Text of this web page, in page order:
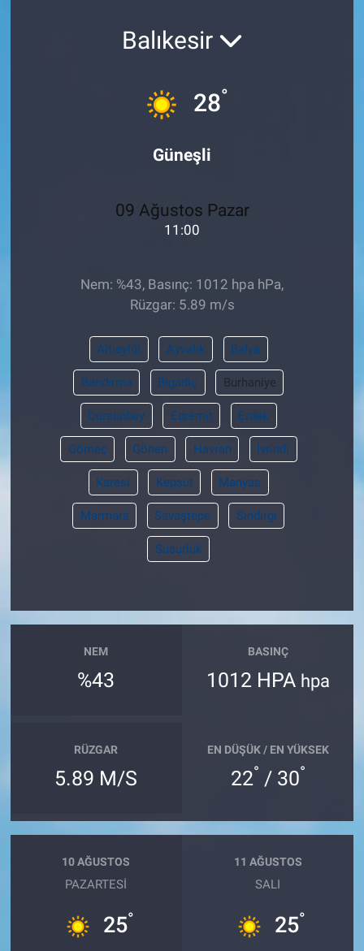
Balıkesir
28°
Güneşli
09 Ağustos Pazar
11:00
Nem: %43, Basınç: 1012 hpa hPa,
Rüzgar: 5.89 m/s
Altıeylül Ayvalık Balya
Bandırma Bigadiç Burhaniye
Dursunbey Edremit Erdek
Gömeç Gönen Havran İvrindi
Karesi Kepsut Manyas
Marmara Savaştepe Sındırgı
Susurluk
NEM
%43
BASINÇ
1012 HPA hpa
RÜZGAR
5.89 M/S
EN DÜŞÜK / EN YÜKSEK
22° / 30°
10 AĞUSTOS
PAZARTESI
25°
11 AĞUSTOS
SALI
25°
Yetiştirici Soruyor
Şeker ve Şekerli Mamüller
Tohum